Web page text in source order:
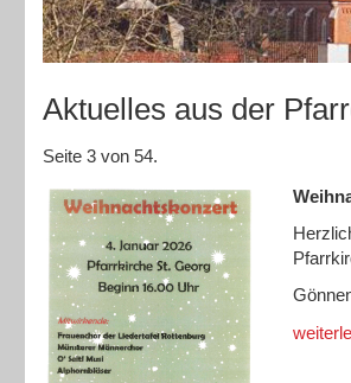
Aktuelles aus der
Seite 3 von 54.